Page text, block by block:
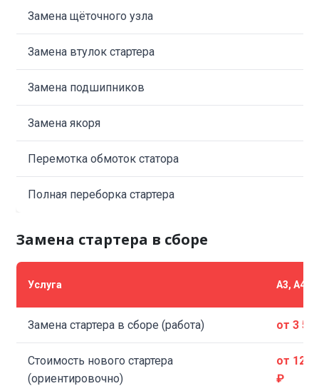
Замена щёточного узла
Замена втулок стартера
Замена подшипников
Замена якоря
Перемотка обмоток статора
Полная переборка стартера
Замена стартера в сборе
Услуга A3, A4,
Замена стартера в сборе (работа) от 3
Стоимость нового стартера
(ориентировочно)
от 12
₽